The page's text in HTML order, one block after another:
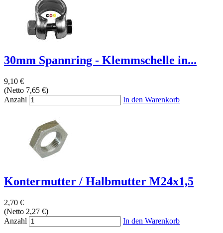
30mm Spannring - Klemmschelle in...
9,10 €
(Netto 7,65 €)
Anzahl
In den Warenkorb
Kontermutter / Halbmutter M24x1,5
2,70 €
(Netto 2,27 €)
Anzahl
In den Warenkorb